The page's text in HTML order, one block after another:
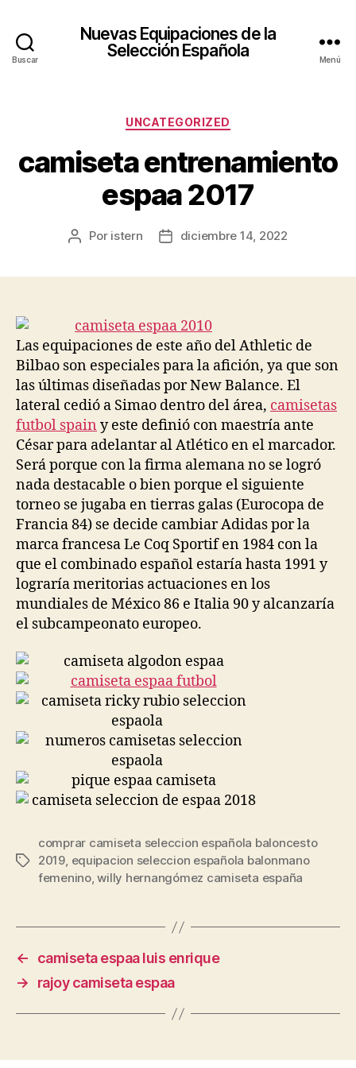
Buscar
Nuevas Equipaciones de la
Selección Española
Menú
Categorías
UNCATEGORIZED
camiseta entrenamiento
espaa 2017
Autor
Por istern
Fechadiciembre 14, 2022
Las equipaciones de este año del Athletic de
Bilbao son especiales para la afición, ya que son
las últimas diseñadas por New Balance. El
lateral cedió a Simao dentro del área, camisetas
futbol spain y este definió con maestría ante
César para adelantar al Atlético en el marcador.
Será porque con la firma alemana no se logró
nada destacable o bien porque el siguiente
torneo se jugaba en tierras galas (Eurocopa de
Francia 84) se decide cambiar Adidas por la
marca francesa Le Coq Sportif en 1984 con la
que el combinado español estaría hasta 1991 y
lograría meritorias actuaciones en los
mundiales de México 86 e Italia 90 y alcanzaría
el subcampeonato europeo.
Etiquetas
comprar camiseta seleccion española baloncesto
2019, equipacion seleccion española balonmano
femenino,willy hernangómez camiseta españa
←
camiseta espaa luis enrique
→
rajoy camiseta espaa